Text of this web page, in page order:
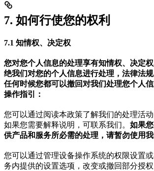
7. 如何行使您的权利
7.1 知情权、决定权
您对您个人信息的处理享有知情权、决定
绝我们对您的个人信息进行处理，法律法规
任何时候您都可以撤回对我们处理您个人
操作指引：
您可以通过阅读本政策了解我们的处理活动
如果您需要解释说明，可联系我们。 如果
供产品和服务所必需的处理，请暂勿使用我
您可以通过管理设备操作系统的权限设置
务内提供的设置选项，改变或撤回部分授权